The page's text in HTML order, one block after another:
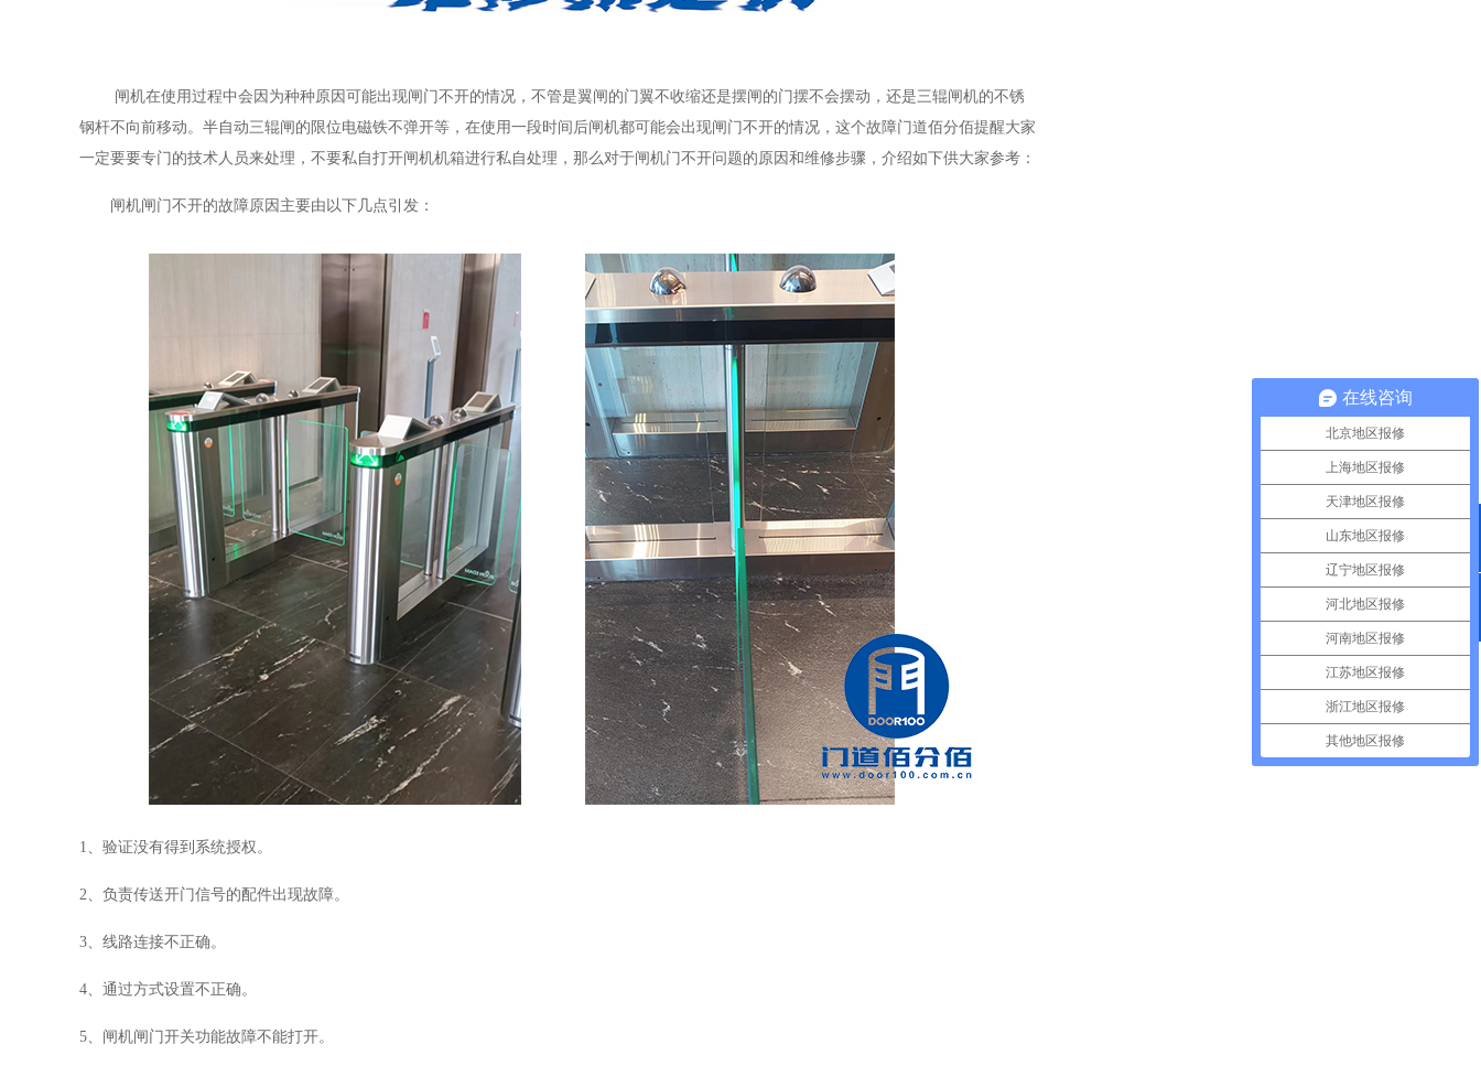
闸机在使用过程中会因为种种原因可能出现闸门不开的情况，不管是翼闸的门翼不收缩还是摆闸的门摆不会摆动，还是三辊闸机的不锈
钢杆不向前移动。半自动三辊闸的限位电磁铁不弹开等，在使用一段时间后闸机都可能会出现闸门不开的情况，这个故障门道佰分佰提醒大家
一定要要专门的技术人员来处理，不要私自打开闸机机箱进行私自处理，那么对于闸机门不开问题的原因和维修步骤，介绍如下供大家参考：
闸机闸门不开的故障原因主要由以下几点引发：
1、验证没有得到系统授权。
2、负责传送开门信号的配件出现故障。
3、线路连接不正确。
4、通过方式设置不正确。
5、 闸机闸门开关功能故障不能打开。
QQ咨询
400电话
在线咨询
北京地区报修
上海地区报修
天津地区报修
山东地区报修
辽宁地区报修
河北地区报修
河南地区报修
江苏地区报修
浙江地区报修
其他地区报修